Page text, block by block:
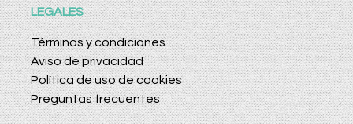
LEGALES
Términos y condiciones
Aviso de privacidad
Política de uso de cookies
Preguntas frecuentes